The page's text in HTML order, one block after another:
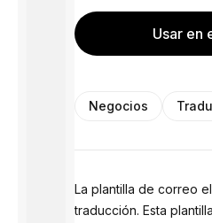
Usar en
Negocios
La plantilla de correo
traducción. Esta